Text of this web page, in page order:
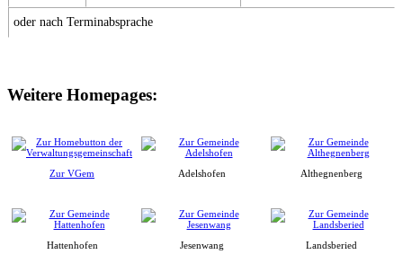
oder nach Terminabsprache
Weitere Homepages:
Zur VGem Adelshofen Althegnenberg
Hattenhofen Jesenwang Landsberied